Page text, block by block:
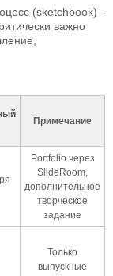
(sketchbook) -
важно
Примечание
Portfolio через
SlideRoom,
дополнительное
творческое
задание
Только
выпускные